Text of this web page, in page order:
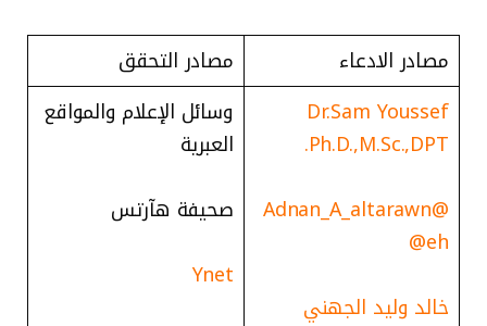
مصادر الادعاء
مصادر التحقق
Dr.Sam Youssef
Ph.D.,M.Sc.,DPT.
@Adnan_A_altarawn
eh@
خالد وليد الجهني
وسائل الإعلام والمواقع
العبرية
صحيفة هآرتس
Ynet